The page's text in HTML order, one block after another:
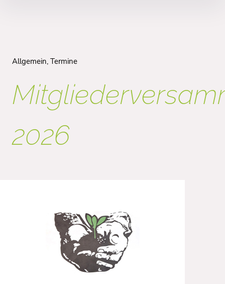
Allgemein Termine
2026